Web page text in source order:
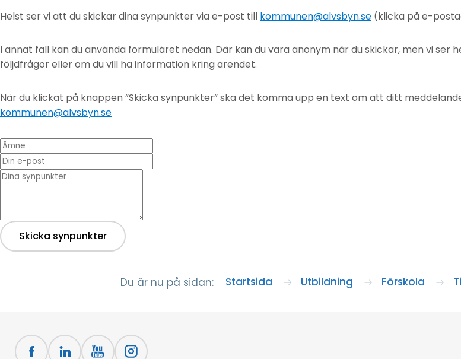
Helst ser vi att du skickar dina synpunkter via e-post till kommunen@alvsbyn.se (klicka på e-
I annat fall kan du använda formuläret nedan. Där kan du vara anonym när du skickar, men vi
följdfrågor eller om du vill ha information kring ärendet.
När du klickat på knappen ”Skicka synpunkter” ska det komma upp en text om att ditt
kommunen@alvsbyn.se
Ämne
Din e-post
* Dina synpunkter
Skicka synpunkter
Du är nu på sidan: Startsida Utbildning Förskola